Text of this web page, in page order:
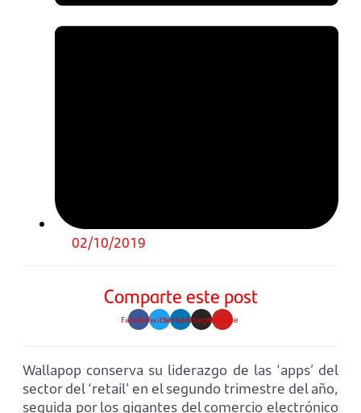
02/10/2019
Comparte este post
FacebookTwitterLinkedinInstagramYoutube
Wallapop conserva su liderazgo de las ‘apps’ del
sector del ‘retail’ en el segundo trimestre del año,
seguida por los gigantes del comercio electrónico